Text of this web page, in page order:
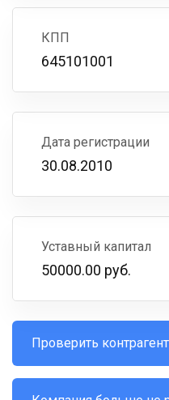
КПП
645101001
Дата регистрации
30.08.2010
Уставный капитал
50000.00 руб.
Проверить